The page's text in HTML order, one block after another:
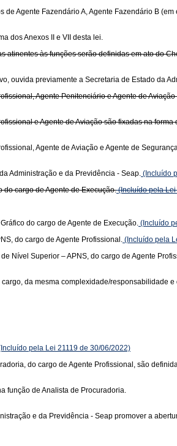
Agente Fazendário A, Agente Fazendário B
dos Anexos II e VII desta lei.
às funções serão definidas em ato do
ouvida previamente a Secretaria de Estado da
Agente Penitenciário e Agente de
e Agente de Aviação são fixadas na forma
Agente de Aviação e Agente de
Administração e da Previdência - Seap. (Incluído
cargo de Agente de Execução.(Incluído pela Lei
do cargo de Agente de Execução. (Incluído
do cargo de Agente Profissional. (Incluído pela
Nível Superior – APNS, do cargo de Agente
da mesma complexidade/responsabilidade e
pela Lei 21119 de 30/06/2022)
do cargo de Agente Profissional, são
função de Analista de Procuradoria.
e da Previdência - Seap promover a